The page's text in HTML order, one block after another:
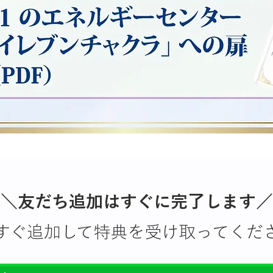
＼友だち追加はすぐに完了します／
ぐ追加して特典を受け取ってくだ